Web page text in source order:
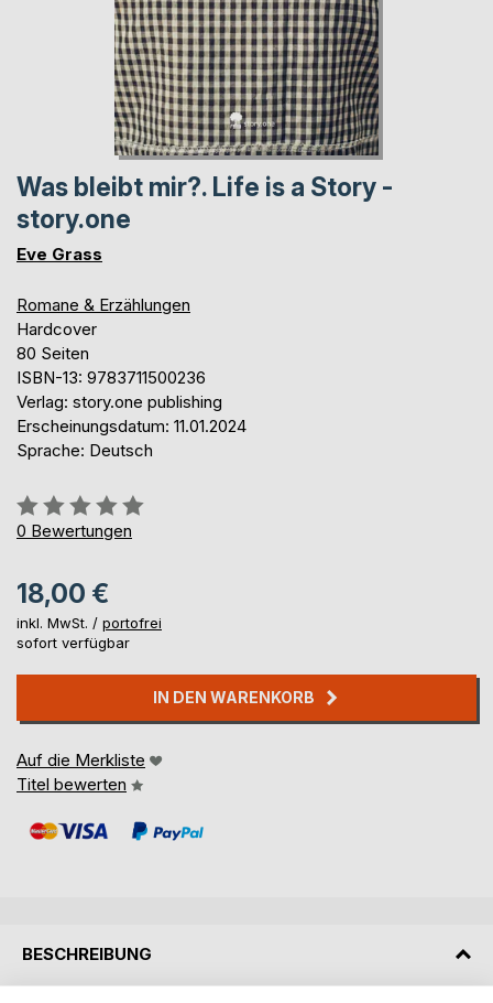
Was bleibt mir?. Life is a Story -
story.one
Eve Grass
Romane & Erzählungen
Hardcover
80 Seiten
ISBN-13: 9783711500236
Verlag: story.one publishing
Erscheinungsdatum: 11.01.2024
Sprache: Deutsch
Bewertung::
0%
0 Bewertungen
18,00 €
inkl. MwSt. / portofrei
sofort verfügbar
IN DEN WARENKORB
Auf die Merkliste
Titel bewerten
BESCHREIBUNG